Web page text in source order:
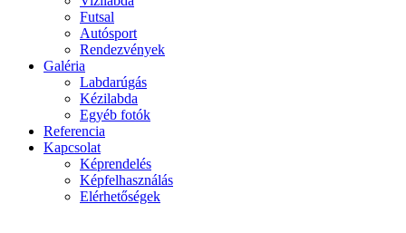
Futsal
Autósport
Rendezvények
Galéria
Labdarúgás
Kézilabda
Egyéb fotók
Referencia
Kapcsolat
Képrendelés
Képfelhasználás
Elérhetőségek